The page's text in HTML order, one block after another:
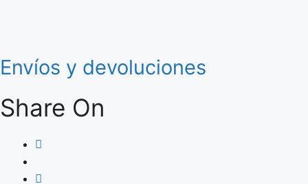
Envíos y devoluciones
Share On